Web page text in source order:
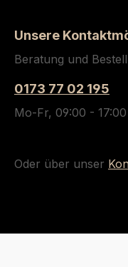
Unsere
Beratung und
0173 77 02 195
Mo-Fr, 09:00 -
Oder über unser